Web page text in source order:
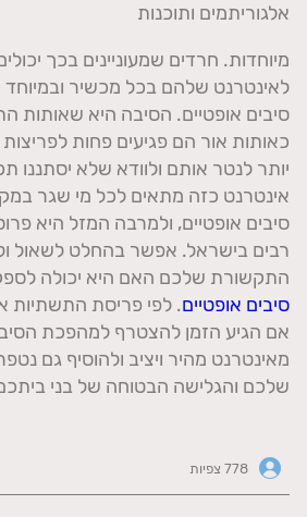
אלגוריתמים ותוכנות
מיוחדות. חרדים שמעוניינים בכך
לאינטרנט שלהם בכל מכשיר
סיבים אופטיים. הסיבה היא שאותות
כאותות אור הם פגיעים פחות
יותר לנטר אותם ולוודא שלא יסתננו
אינטרנט כזה מתאים לכל מי שגר
סיבים אופטיים, ולמרבה המזל היא
רבים בישראל. אפשר בהחלט לשאול
התקשורת שלכם האם היא יכולה
סיבים אופטיים. לפי פריסת התשתיות
אם הגיע הזמן להצטרף למהפכת
מאינטרנט מהיר ויציב ולהוסיף גם
שלכם והגלישה הבטוחה של בני